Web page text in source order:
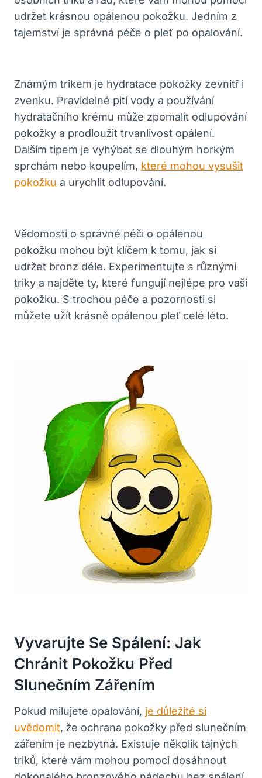
udržet krásnou opálenou pokožku. Jedním z
tajemství je správná péče o pleť po opalování.
Známým trikem je hydratace pokožky zevnitř i
zvenku. Pravidelné pití vody a používání
hydratačního krému může zpomalit odlupování
pokožky a prodloužit trvanlivost opálení.
Dalším tipem je vyhýbat se dlouhým horkým
sprchám nebo koupelím, které mohou vysušit
pokožku a urychlit odlupování.
Vědomosti o správné péči o opálenou
pokožku mohou být klíčem k tomu, jak si
udržet bronz déle. Experimentujte s různými
triky a najděte ty, které fungují nejlépe pro vaši
pokožku. S trochou péče a pozornosti si
můžete užít krásně opálenou pleť celé léto.
Vyvarujte Se Spálení: Jak
Chránit Pokožku Před
Slunečním Zářením
Pokud milujete opalování, je důležité si
uvědomit, že ochrana pokožky před slunečním
zářením je nezbytná. Existuje několik tajných
triků, které vám mohou pomoci dosáhnout